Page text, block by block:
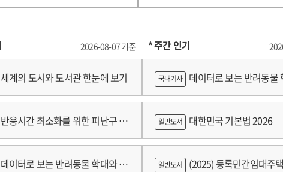
2026-08-07 기준
세계의 도시와 도서관 한눈에 보기
반응시간 최소화를 위한 피난구 유
및 설치 기준 개발
데이터로 보는 반려동물 학대와 분
* 주간 인기
국내기사 데이터로 보는 반려동물
쟁
일반도서 대한민국 기본법 2026
일반도서 (2025) 등록민간임대주